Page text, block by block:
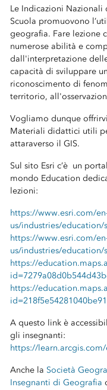
Le Indicazioni
Scuola promuovono
geografia. Fare lezione
numerose abilità e
dall'interpretazione
capacità di sviluppare
riconoscimento di
territorio,
Vogliamo dunque
Materiali didattici utili
attaraverso il GIS.
Sul sito Esri c’è un
mondo Education
lezioni:
https://www.esri.com/
us/industries/education/
https://www.esri.com/
us/industries/
https://
https://
A questo link è
gli insegnanti:
https://
Anche la Società
Insegnanti di Geografia